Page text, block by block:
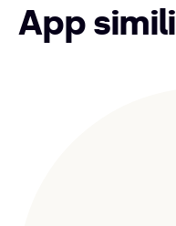
App simili